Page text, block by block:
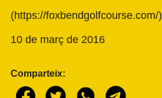
(https://foxbendgolfcourse.com/)
10 de març de 2016
Comparteix: